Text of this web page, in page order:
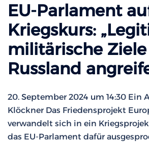
EU-Parlament
Kriegskurs:
militärische
Russland
20. September 2024 um 14:30 Ein
Klöckner Das Friedensprojekt
verwandelt sich in ein
das EU-Parlament dafür